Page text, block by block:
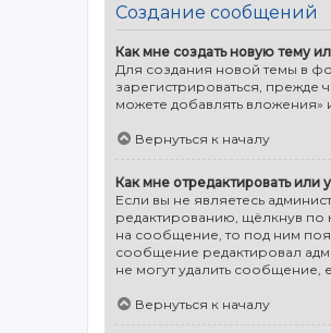
Создание сообщений
Как мне создать новую тему
Для создания новой темы в
зарегистрироваться, прежде
можете добавлять вложения» и
Вернуться к началу
Как мне отредактировать или
Если вы не являетесь
редактированию, щёлкнув по
на сообщение, то под ним
сообщение редактировал
не могут удалить сообщение,
Вернуться к началу